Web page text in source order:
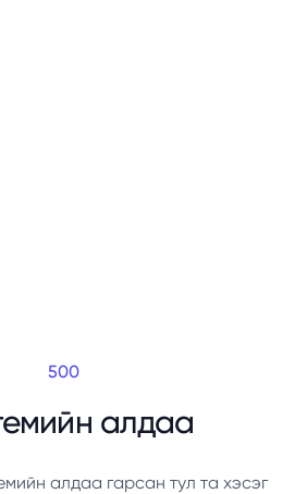
500
алдаа
алдаа гарсан тул та хэсэг